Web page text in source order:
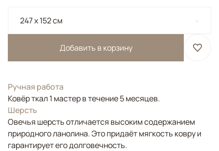
247 x 152 см
Добавить в корзину
Ручная работа
Ковёр ткал 1 мастер в течение 5 месяцев.
Шерсть
Овечья шерсть отличается высоким содержанием
природного ланолина. Это придаёт мягкость ковру и
гарантирует его долговечность.